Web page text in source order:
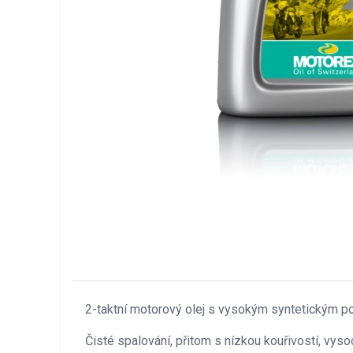
2-taktní motorový olej s vysokým syntetickým
Čisté spalování, přitom s nízkou kouřivostí,